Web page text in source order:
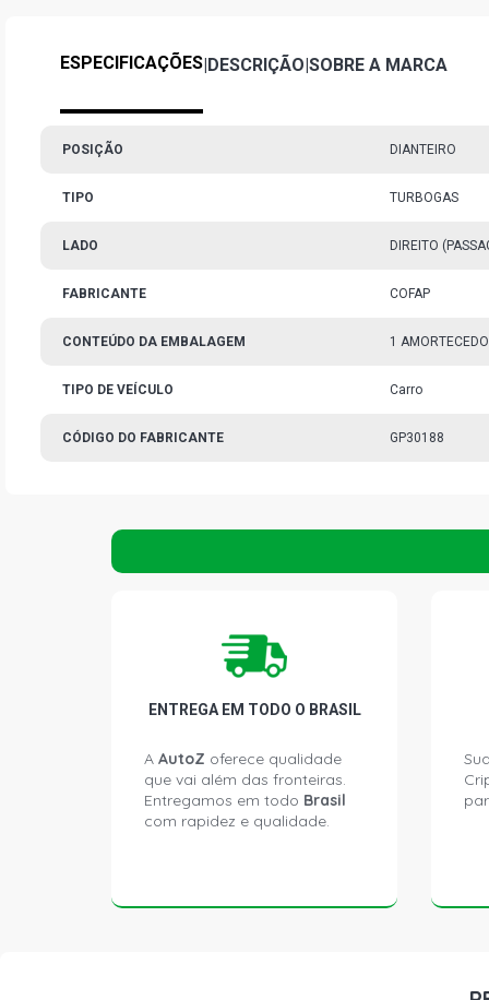
ESPECIFICAÇÕES|DESCRIÇÃO|SOBRE A MARCA
POSIÇÃO DIANTEIRO
TIPO TURBOGAS
LADO DIREITO
FABRICANTE COFAP
CONTEÚDO DA EMBALAGEM 1
TIPO DE VEÍCULO Carro
CÓDIGO DO FABRICANTE GP30188
ENTREGA EM TODO O BRASIL
A AutoZ oferece qualidade
que vai além das fronteiras.
Entregamos em todo Brasil
com rapidez e qualidade.